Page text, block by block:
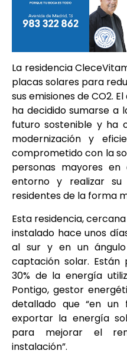
La residencia
placas solares para
sus emisiones de CO2.
ha decidido sumarse a
futuro sostenible y ha
modernización y
comprometido con la
personas mayores
entorno y realizar
residentes de la forma
Esta residencia,
instalado hace unos
al sur y en un
captación solar. Están
30% de la energía
Pontigo, gestor
detallado que “en un
exportar la energía
para mejorar el
instalación”.